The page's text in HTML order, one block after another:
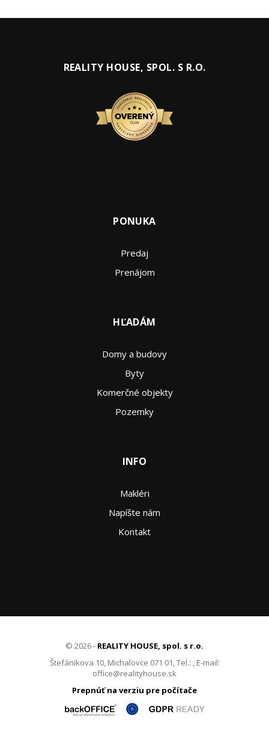
REALITY HOUSE, SPOL. S R.O.
PONUKA
Predaj
Prenájom
HĽADÁM
Domy a budovy
Byty
Komerčné objekty
Pozemky
INFO
Makléri
Napíšte nám
Kontakt
© 2026 - REALITY HOUSE, spol. s r.o.
Štefánikova 10, Michalovce 071 01, Tel.: , E-mail:
office@realityhouse.sk
Prepnúť na verziu pre počítače